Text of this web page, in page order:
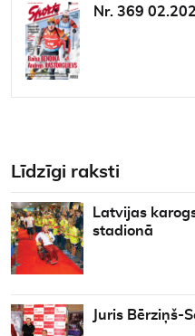
Nr. 369
Līdzīgi raksti
Latvijas
stadionā
Juris Bērziņš-